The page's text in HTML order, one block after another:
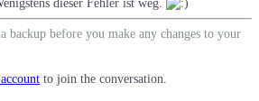
dieser Fehler ist weg.
backup before you make any changes to your
to join the conversation.